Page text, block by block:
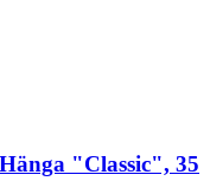
"Classic", 35